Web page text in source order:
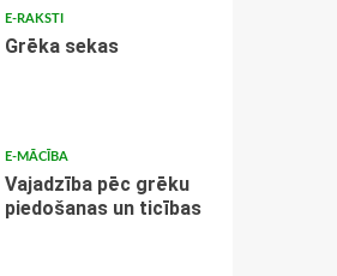
E-RAKSTI
Grēka sekas
E-MĀCĪBA
Vajadzība pēc grēku
piedošanas un ticības